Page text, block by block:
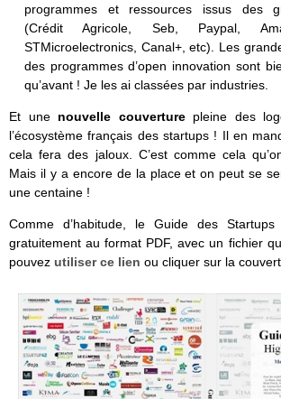
programmes et ressources issus des
(Crédit Agricole, Seb, Paypal,
STMicroelectronics, Canal+, etc). Les
des programmes d’open innovation sont
qu’avant ! Je les ai classées par industries.
Et une nouvelle couverture pleine des
l’écosystème français des startups ! Il en
cela fera des jaloux. C’est comme cela
Mais il y a encore de la place et on peut se
une centaine !
Comme d’habitude, le Guide des Startups
gratuitement au format PDF, avec un fichier
pouvez utiliser ce lien ou cliquer sur la